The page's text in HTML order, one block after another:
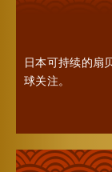
日本可持续的扇
球关注。